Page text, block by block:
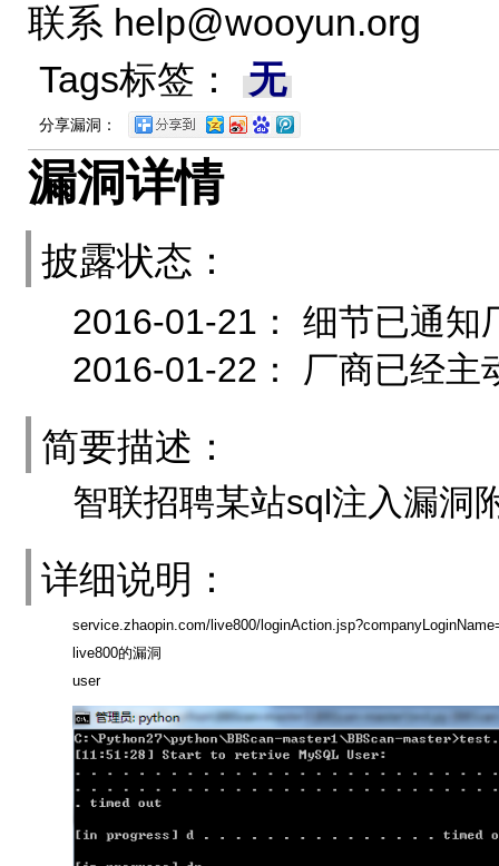
联系 help@wooyun.org
Tags标签：
无
分享漏洞：
漏洞详情
披露状态：
2016-01-21： 细节已通知
2016-01-22： 厂商已经主
简要描述：
智联招聘某站sql注入漏洞
详细说明：
service.zhaopin.com/live800/
live800的漏洞
user